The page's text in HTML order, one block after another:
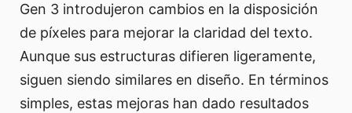
Gen 3 introdujeron cambios en la disposición
de píxeles para mejorar la claridad del texto.
Aunque sus estructuras difieren ligeramente,
siguen siendo similares en diseño. En términos
simples, estas mejoras han dado resultados